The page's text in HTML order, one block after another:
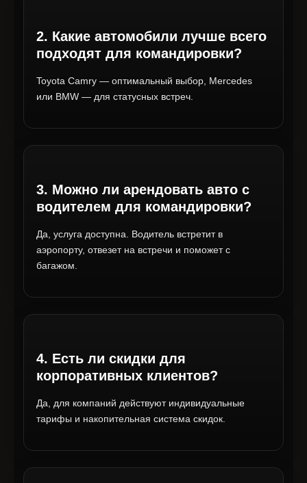
2. Какие автомобили лучше всего
подходят для командировки?
Toyota Camry — оптимальный выбор, Mercedes
или BMW — для статусных встреч.
3. Можно ли арендовать авто с
водителем для командировки?
Да, услуга доступна. Водитель встретит в
аэропорту, отвезет на встречи и поможет с
багажом.
4. Есть ли скидки для
корпоративных клиентов?
Да, для компаний действуют индивидуальные
тарифы и накопительная система скидок.